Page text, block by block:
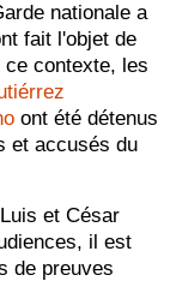
nationale a
fait l'objet de
ce contexte, les
ont été détenus
et accusés du
et César
il est
de preuves